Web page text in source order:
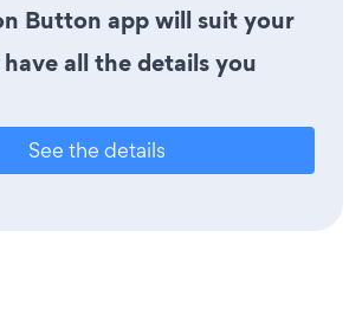
Button app will suit your
have all the details you
See the details